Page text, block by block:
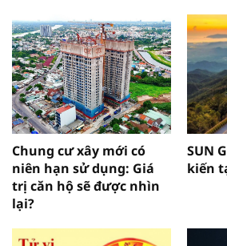
Chung cư xây mới có
niên hạn sử dụng: Giá
trị căn hộ sẽ được nhìn
lại?
SUN
kiến